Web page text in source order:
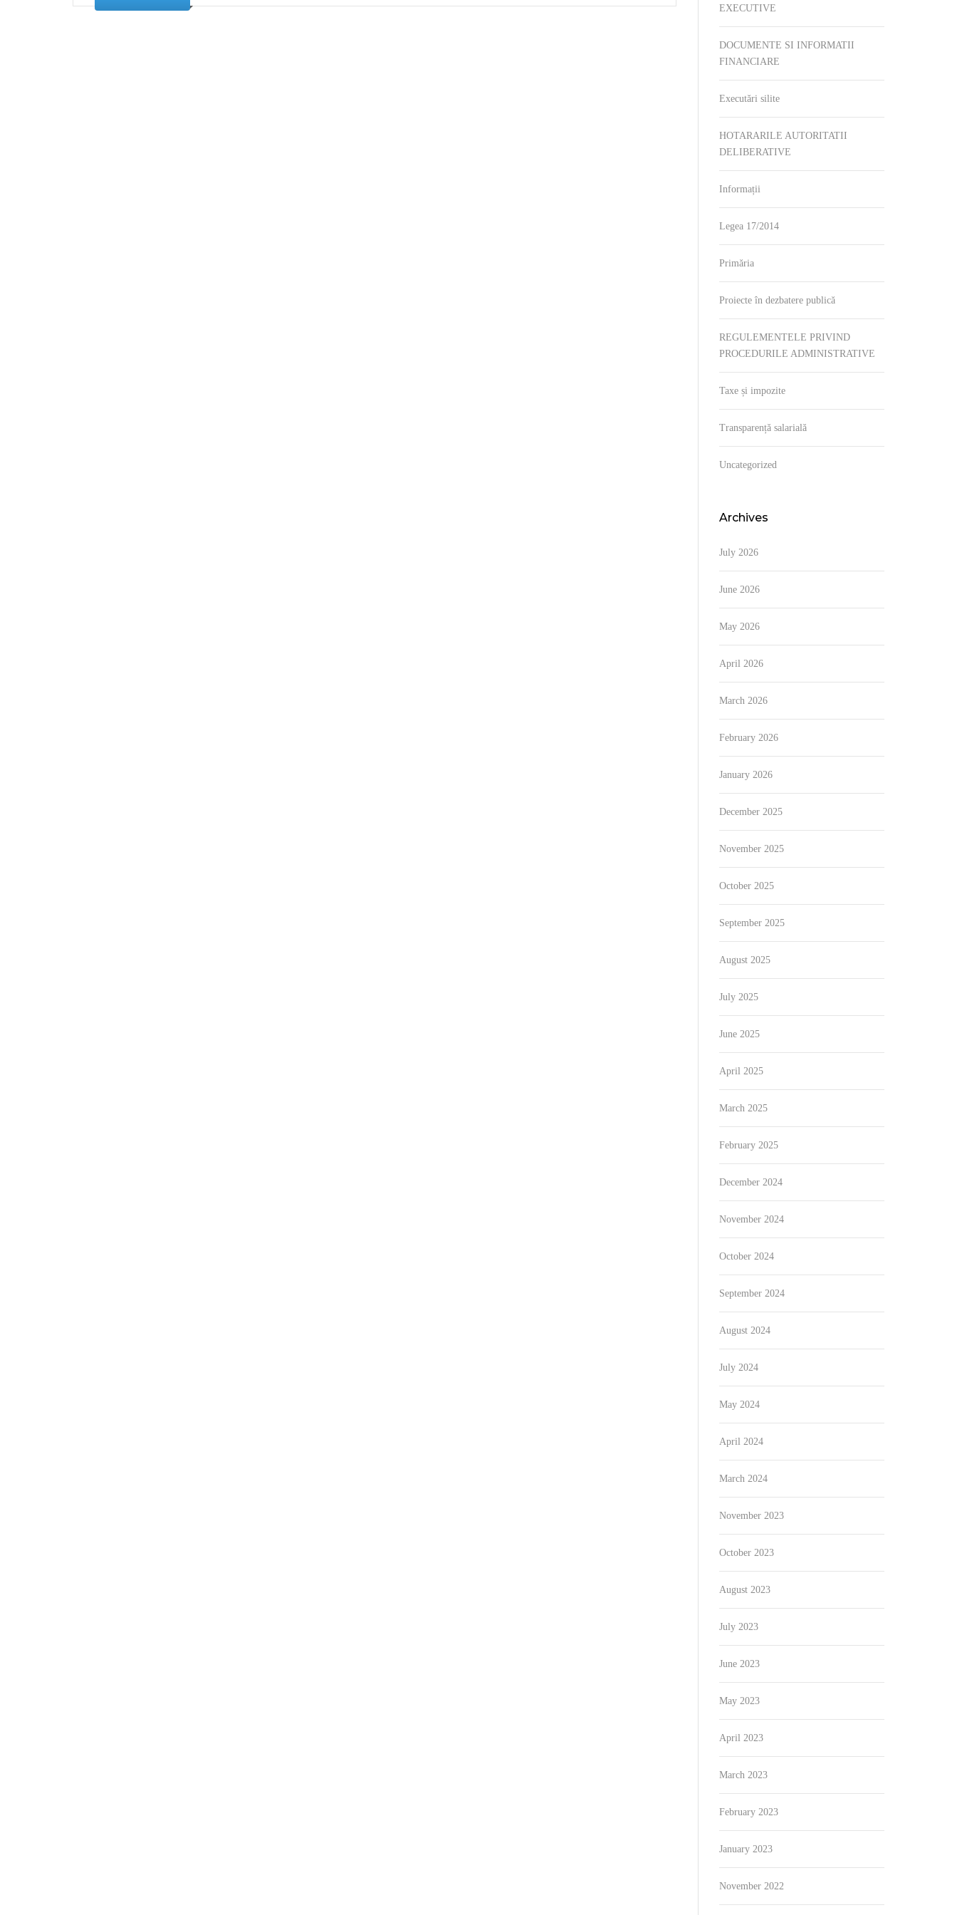
EXECUTIVE
DOCUMENTE SI INFORMATII
FINANCIARE
Executări silite
HOTARARILE AUTORITATII
DELIBERATIVE
Informații
Legea 17/2014
Primăria
Proiecte în dezbatere publică
REGULEMENTELE PRIVIND
PROCEDURILE ADMINISTRATIVE
Taxe și impozite
Transparență salarială
Uncategorized
Archives
July 2026
June 2026
May 2026
April 2026
March 2026
February 2026
January 2026
December 2025
November 2025
October 2025
September 2025
August 2025
July 2025
June 2025
April 2025
March 2025
February 2025
December 2024
November 2024
October 2024
September 2024
August 2024
July 2024
May 2024
April 2024
March 2024
November 2023
October 2023
August 2023
July 2023
June 2023
May 2023
April 2023
March 2023
February 2023
January 2023
November 2022